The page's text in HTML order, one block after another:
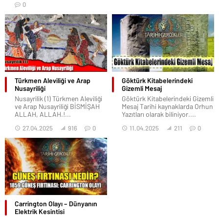
0
Türkmen Aleviliği ve Arap
Nusayriliği
Nusayrilik (1) Türkmen Aleviliği
ve Arap Nusayriliği BİSMİŞAH
ALLAH, ALLAH.!...
27.04.2025 916 0
Göktürk Kitabelerindeki
Gizemli Mesaj
Göktürk Kitabelerindeki Gizemli
Mesaj Tarihi kaynaklarda Orhun
Yazıtları olarak biliniyor....
11.04.2025 211 0
Carrington Olayı – Dünyanın
Elektrik Kesintisi